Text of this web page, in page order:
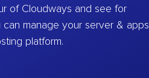
of Cloudways and see for
manage your server & apps
platform.